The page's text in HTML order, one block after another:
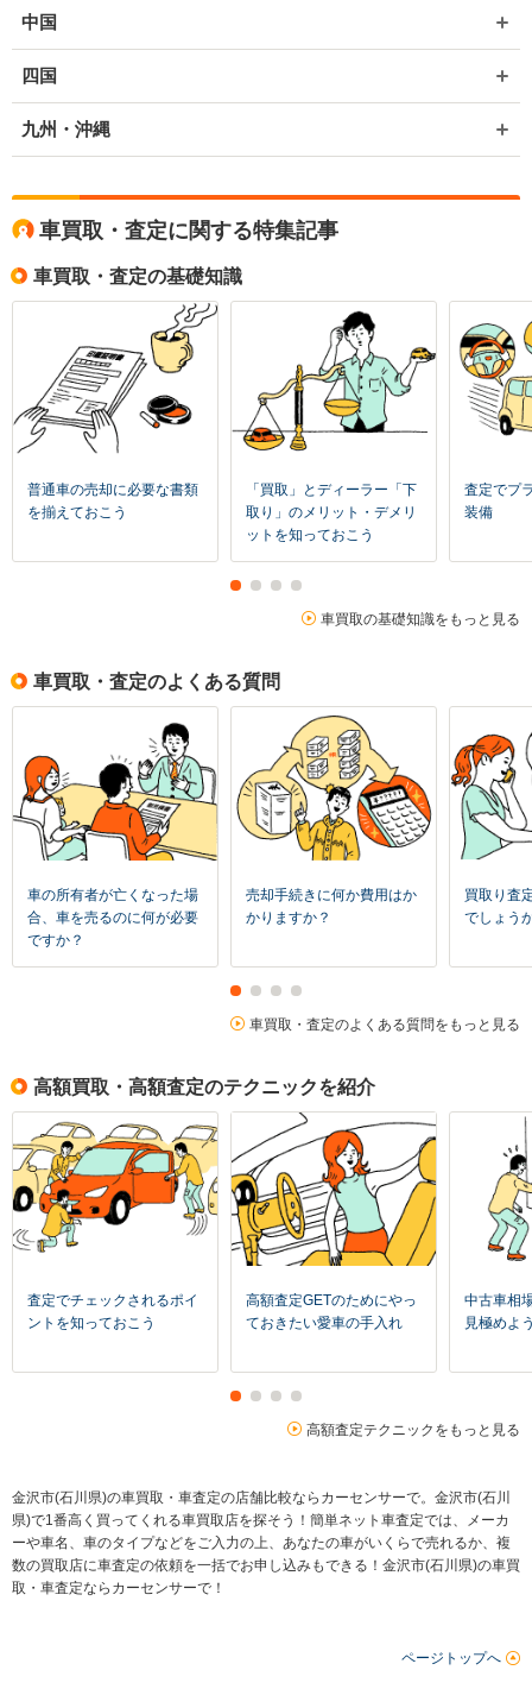
中国
四国
九州・沖縄
車買取・査定に関する特集記事
車買取・査定の基礎知識
普通車の売却に必要な書類
を揃えておこう
「買取」とディーラー「下
取り」のメリット・デメリ
ットを知っておこう
査定でプ
装備
車買取の基礎知識をもっと見る
車買取・査定のよくある質問
車の所有者が亡くなった場
合、車を売るのに何が必要
ですか？
売却手続きに何か費用はか
かりますか？
買取り査
でしょう
車買取・査定のよくある質問をもっと見る
高額買取・高額査定のテクニックを紹介
査定でチェックされるポイ
ントを知っておこう
高額査定GETのためにやっ
ておきたい愛車の手入れ
中古車相
見極めよ
高額査定テクニックをもっと見る
金沢市(石川県)の車買取・車査定の店舗比較ならカーセンサーで。金沢市(石川
県)で1番高く買ってくれる車買取店を探そう！簡単ネット車査定では、メーカ
ーや車名、車のタイプなどをご入力の上、あなたの車がいくらで売れるか、複
数の買取店に車査定の依頼を一括でお申し込みもできる！金沢市(石川県)の車買
取・車査定ならカーセンサーで！
ページトップへ